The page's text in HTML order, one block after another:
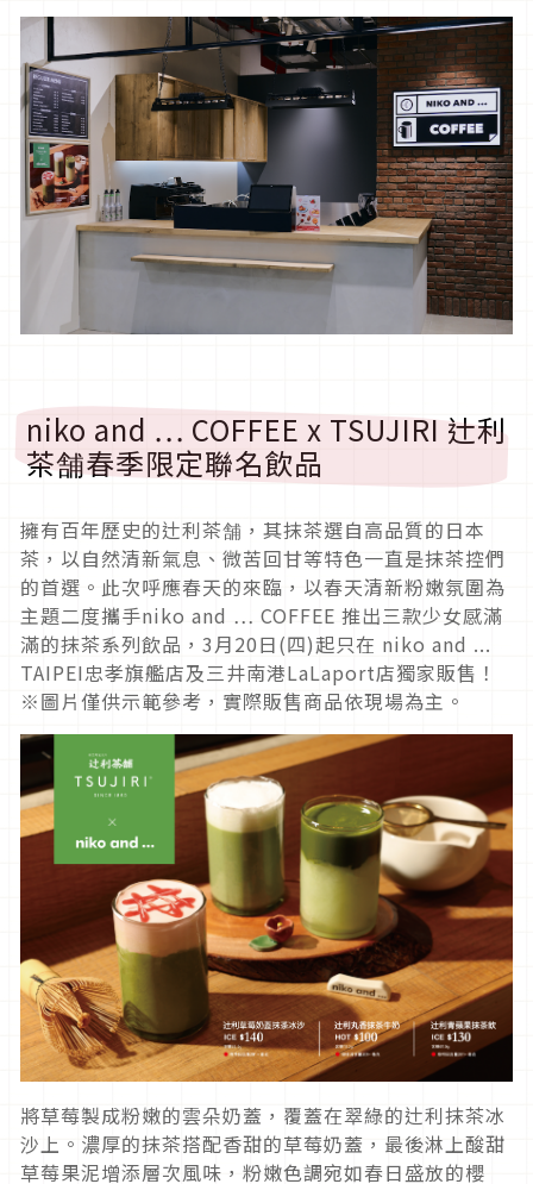
niko and … COFFEE x TSUJIRI 辻利
茶舗春季限定聯名飲品
擁有百年歷史的辻利茶舗，其抹茶選自高品質的日本
茶，以自然清新氣息、微苦回甘等特色一直是抹茶控們
的首選。此次呼應春天的來臨，以春天清新粉嫩氛圍為
主題二度攜手niko and … COFFEE 推出三款少女感滿
滿的抹茶系列飲品，3月20日(四)起只在 niko and ...
TAIPEI忠孝旗艦店及三井南港LaLaport店獨家販售！
※圖片僅供示範參考，實際販售商品依現場為主。
將草莓製成粉嫩的雲朵奶蓋，覆蓋在翠綠的辻利抹茶冰
沙上。濃厚的抹茶搭配香甜的草莓奶蓋，最後淋上酸甜
草莓果泥增添層次風味，粉嫩色調宛如春日盛放的櫻